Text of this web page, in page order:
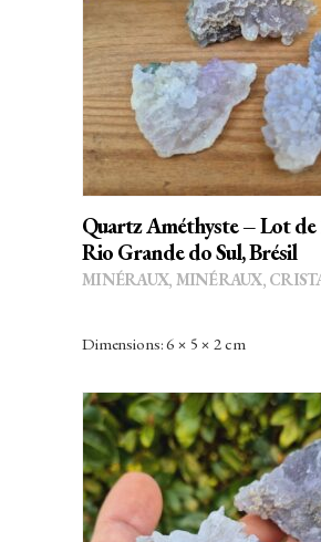
AJOUTER AU
Quartz Améthyste – Lot
Rio Grande do Sul, Brésil
MINÉRAUX, MINÉRAUX,
Dimensions: 6 × 5 × 2 cm